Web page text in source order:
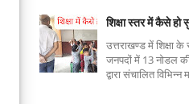
शिक्षा स्तर में कैसे
उत्तराखण्ड में शिक्षा
जनपदों में 13 नोडल
द्वारा संचालित विभिन्न